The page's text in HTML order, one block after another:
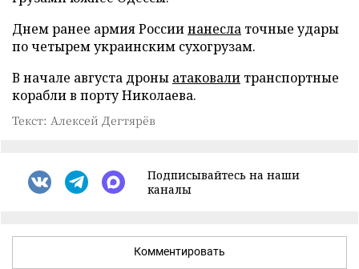
Днем ранее армия Россиинанесла точные удары
по четырем украинским сухогрузам.
В начале августа дроны атаковали транспортные
корабли в порту Николаева.
Текст: Алексей Дегтярёв
Подписывайтесь на наши
каналы
Комментировать